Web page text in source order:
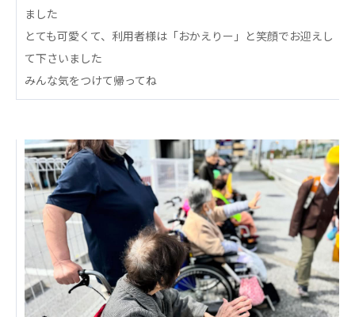
医療法人社団 美翔会
聖心美容クリニック
S-Labo（渋谷院）
医療法人社団 デンタルケアコミュニティ
医療法人 共生会
松園病院介護医療院
松園第二病院
複合ケアセンターまつぞの
医療法人社団 鴻愛会
こうのす共生病院
OKP with Life クリニック
こうのすナーシングホーム共生園
ました
とても可愛くて、利用者様は「おかえりー」と笑顔でお迎えし
て下さいました
みんな気をつけて帰ってね